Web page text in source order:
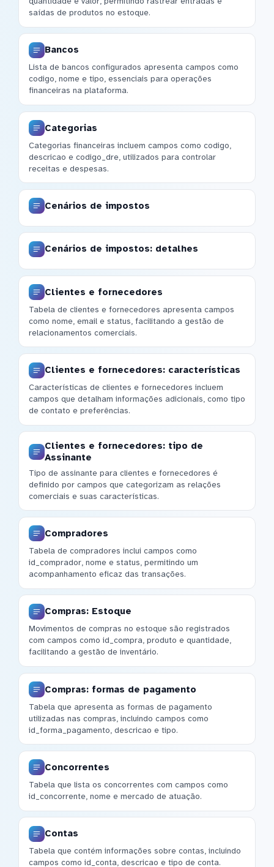
saídas de produtos no estoque.
Bancos
Lista de bancos configurados apresenta campos como
codigo, nome e tipo, essenciais para operações
financeiras na plataforma.
Categorias
Categorias financeiras incluem campos como codigo,
descricao e codigo_dre, utilizados para controlar
receitas e despesas.
Cenários de impostos
Cenários de impostos: detalhes
Clientes e fornecedores
Tabela de clientes e fornecedores apresenta campos
como nome, email e status, facilitando a gestão de
relacionamentos comerciais.
Clientes e fornecedores: características
Características de clientes e fornecedores incluem
campos que detalham informações adicionais, como tipo
de contato e preferências.
Clientes e fornecedores: tipo de
Assinante
Tipo de assinante para clientes e fornecedores é
definido por campos que categorizam as relações
comerciais e suas características.
Compradores
Tabela de compradores inclui campos como
id_comprador, nome e status, permitindo um
acompanhamento eficaz das transações.
Compras: Estoque
Movimentos de compras no estoque são registrados
com campos como id_compra, produto e quantidade,
facilitando a gestão de inventário.
Compras: formas de pagamento
Tabela que apresenta as formas de pagamento
utilizadas nas compras, incluindo campos como
id_forma_pagamento, descricao e tipo.
Concorrentes
Tabela que lista os concorrentes com campos como
id_concorrente, nome e mercado de atuação.
Contas
Tabela que contém informações sobre contas, incluindo
campos como id_conta, descricao e tipo de conta.